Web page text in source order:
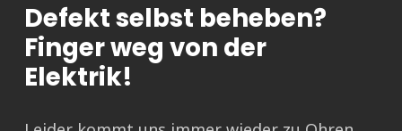
Defekt selbst beheben?
Finger weg von der
Elektrik!